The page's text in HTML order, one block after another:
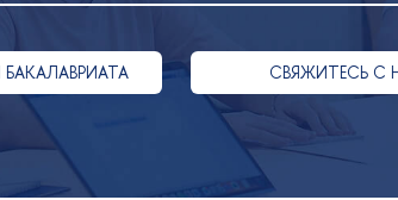
СВЯЖИТЕСЬ С